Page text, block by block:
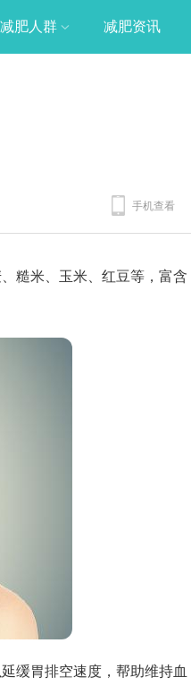
减肥人群 减肥资讯
手机查看
糙米、玉米、红豆等，富含
缓胃排空速度，帮助维持血